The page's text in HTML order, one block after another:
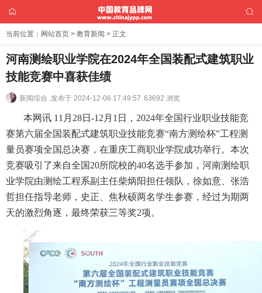
当前位置： 网站首页 > 教育新闻 > 正文
河南测绘职业学院在2024年全国装配式建筑职业
技能竞赛中喜获佳绩
新闻综合 .发布于 2024-12-06 17:49:57 63692 浏览
本网讯 11月28日-12月1日，2024年全国行业职业技能竞
赛第六届全国装配式建筑职业技能竞赛“南方测绘杯”工程测
量员赛项全国总决赛，在重庆工商职业学院成功举行。本次
竞赛吸引了来自全国20所院校的40名选手参加，河南测绘职
业学院由测绘工程系副主任柴炳阳担任领队，徐如意、张浩
哲担任指导老师，史正、焦秋硕两名学生参赛，经过为期两
天的激烈角逐，最终荣获三等奖2项。